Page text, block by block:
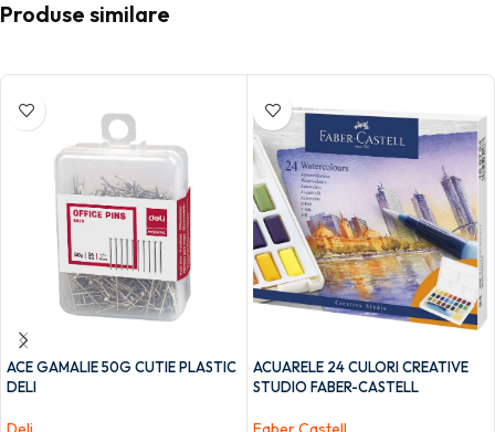
Produse similare
ACE GAMALIE 50G CUTIE PLASTIC
DELI
ACUARELE 24 CULORI CREATIVE
STUDIO FABER-CASTELL